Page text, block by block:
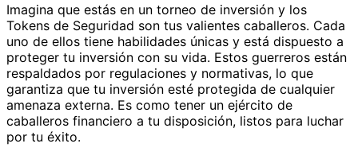
Imagina que estás en un torneo de inversión y los
Tokens de Seguridad son tus valientes caballeros. Cada
uno de ellos tiene habilidades únicas y está dispuesto a
proteger tu inversión con su vida. Estos guerreros están
respaldados por regulaciones y normativas, lo que
garantiza que tu inversión esté protegida de cualquier
amenaza externa. Es como tener un ejército de
caballeros financiero a tu disposición, listos para luchar
por tu éxito.